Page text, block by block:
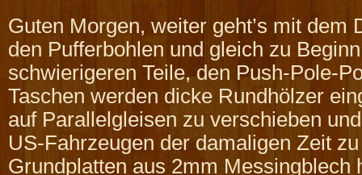
Guten Morgen, weiter geht’s mit dem
den Pufferbohlen und gleich zu
schwierigeren Teile, den Push-Pole-
Taschen werden dicke Rundhölzer
auf Parallelgleisen zu verschieben
US-Fahrzeugen der damaligen Zeit
Grundplatten aus 2mm Messingblech